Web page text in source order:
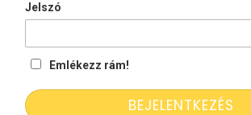
Jelszó
Emlékezz rám!